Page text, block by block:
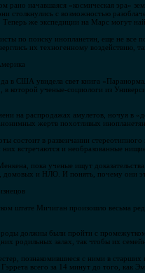
рано начавшаяся «космическая эра»
столкнулись с возможностью
же экспедиции на Марс могут
по поиску инопланетян, еще не все
их техногенному воздействию,
в США увидела свет книга
в которой ученые-социологи из
на распродажах амулетов, ночуя в
жертв похотливых
состоит в развенчании
них встречаются и необразованные
пока ученые ищут
домовых и НЛО. И понять, почему они
штате Мичиган произошло весьма
роды должны были пройти с
родильных залах, так чтобы их
познакомившиеся с ними в
Гэррета всего за 14 минут до того,